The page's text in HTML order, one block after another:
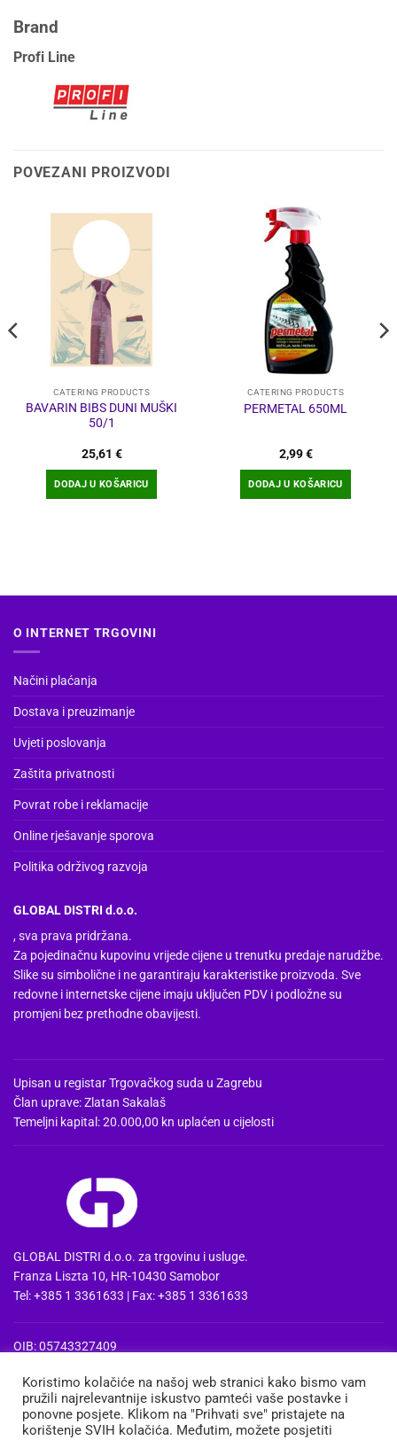
Brand
Profi Line
POVEZANI PROIZVODI
CATERING PRODUCTS
BAVARIN BIBS DUNI MUŠKI
50/1
25,61 €
DODAJ U KOŠARICU
CATERING PRODUCTS
PERMETAL 650ML
2,99€
DODAJ U KOŠARICU
O INTERNET TRGOVINI
Načini plaćanja
Dostava i preuzimanje
Uvjeti poslovanja
Zaštita privatnosti
Povrat robe i reklamacije
Online rješavanje sporova
Politika održivog razvoja
GLOBAL DISTRI d.o.o.
, sva prava pridržana.
Za pojedinačnu kupovinu vrijede cijene u trenutku predaje narudžbe.
Slike su simbolične i ne garantiraju karakteristike proizvoda. Sve
redovne i internetske cijene imaju uključen PDV i podložne su
promjeni bez prethodne obavijesti.
Upisan u registar Trgovačkog suda u Zagrebu
Član uprave: Zlatan Sakalaš
Temeljni kapital: 20.000,00 kn uplaćen u cijelosti
GLOBAL DISTRI d.o.o. za trgovinu i usluge.
Franza Liszta 10, HR-10430 Samobor
Tel: +385 1 3361633 | Fax: +385 1 3361633
OIB: 05743327409
PDV Id: HR05743327409
IBAN: HR3724020061100668741
Erste&Steiermaerkische bank d.d. Zagreb
Koristimo kolačiće na našoj web stranici kako bismo vam
pružili najrelevantnije iskustvo pamteći vaše postavke i
ponovne posjete. Klikom na "Prihvati sve" pristajete na
korištenje SVIH kolačića. Međutim, možete posjetiti